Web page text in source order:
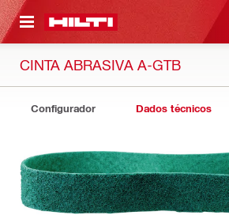
CONTENT
CINTA ABRASIVA A-GTB
Configurador Dados técnicos